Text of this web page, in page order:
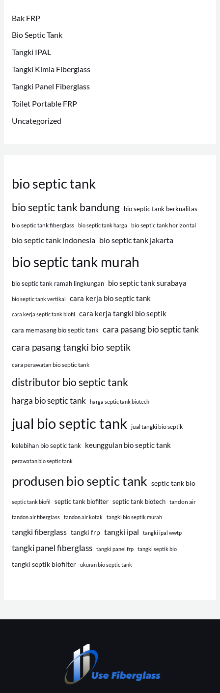
Bak FRP
Bio Septic Tank
Tangki IPAL
Tangki Kimia Fiberglass
Tangki Panel Fiberglass
Toilet Portable FRP
Uncategorized
bio septic tank
bio septic tank bandung bio septic tank berkualitas
bio septic tank fiberglass bio septic tank harga bio septic tank horizontal
bio septic tank indonesia bio septic tank jakarta
bio septic tank murah
bio septic tank ramah lingkungan bio septic tank surabaya
bio septic tank vertikal cara kerja bio septic tank
cara kerja septic tank biofil cara kerja tangki bio septik
cara memasang bio septic tank cara pasang bio septic tank
cara pasang tangki bio septik
cara perawatan bio septic tank
distributor bio septic tank
harga bio septic tank harga septic tank biotech
jual bio septic tank jual tangki bio septik
kelebihan bio septic tank keunggulan bio septic tank
perawatan bio septic tank
produsen bio septic tank septic tank bio
septic tank biofil septic tank biofilter septic tank biotech tandon air
tandon air fiberglass tandon air kotak tangki bio septik murah
tangki fiberglass tangki frp tangki ipal tangki ipal wwtp
tangki panel fiberglass tangki panel frp tangki septik bio
tangki septik biofilter ukuran bio septic tank